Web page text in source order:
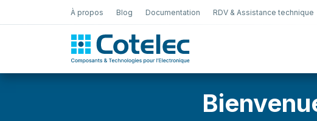
À propos Blog Documentation RDV & Assistance technique